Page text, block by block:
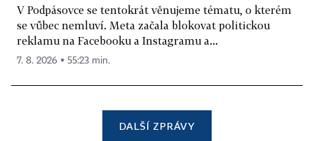
V Podpásovce se tentokrát věnujeme tématu, o kterém
se vůbec nemluví. Meta začala blokovat politickou
reklamu na Facebooku a Instagramu a...
7. 8. 2026 ▪ 55:23 min.
DALŠÍ ZPRÁVY